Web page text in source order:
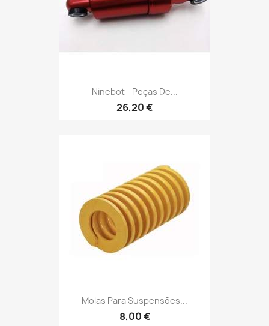
Ninebot - Peças De...
26,20 €
Molas Para Suspensões...
8,00 €